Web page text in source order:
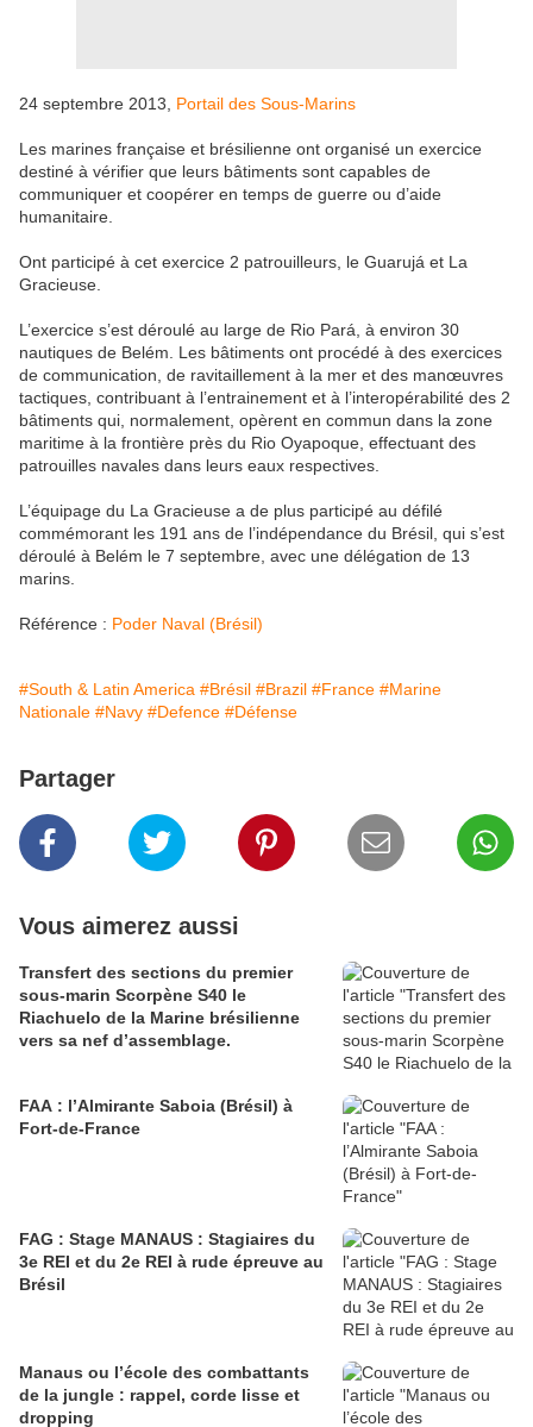
24 septembre 2013, Portail des Sous-Marins
Les marines française et brésilienne ont organisé un exercice
destiné à vérifier que leurs bâtiments sont capables de
communiquer et coopérer en temps de guerre ou d’aide
humanitaire.
Ont participé à cet exercice 2 patrouilleurs, le Guarujá et La
Gracieuse.
L’exercice s’est déroulé au large de Rio Pará, à environ 30
nautiques de Belém. Les bâtiments ont procédé à des exercices
de communication, de ravitaillement à la mer et des manœuvres
tactiques, contribuant à l’entrainement et à l’interopérabilité des 2
bâtiments qui, normalement, opèrent en commun dans la zone
maritime à la frontière près du Rio Oyapoque, effectuant des
patrouilles navales dans leurs eaux respectives.
L’équipage du La Gracieuse a de plus participé au défilé
commémorant les 191 ans de l’indépendance du Brésil, qui s’est
déroulé à Belém le 7 septembre, avec une délégation de 13
marins.
Référence : Poder Naval (Brésil)
#South & Latin America #Brésil #Brazil #France #Marine
Nationale #Navy #Defence #Défense
Partager
Vous aimerez aussi
Transfert des sections du premier
sous-marin Scorpène S40 le
Riachuelo de la Marine brésilienne
vers sa nef d’assemblage.
FAA : l’Almirante Saboia (Brésil) à
Fort-de-France
FAG : Stage MANAUS : Stagiaires du
3e REI et du 2e REI à rude épreuve au
Brésil
Manaus ou l’école des combattants
de la jungle : rappel, corde lisse et
dropping